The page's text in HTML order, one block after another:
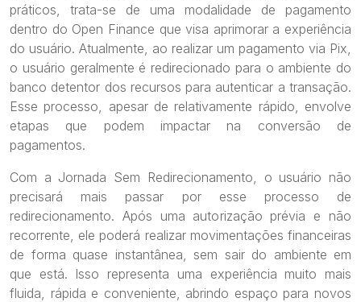
práticos, trata-se de uma modalidade de pagamento
dentro do Open Finance que visa aprimorar a experiência
do usuário. Atualmente, ao realizar um pagamento via Pix,
o usuário geralmente é redirecionado para o ambiente do
banco detentor dos recursos para autenticar a transação.
Esse processo, apesar de relativamente rápido, envolve
etapas que podem impactar na conversão de
pagamentos.
Com a Jornada Sem Redirecionamento, o usuário não
precisará mais passar por esse processo de
redirecionamento. Após uma autorização prévia e não
recorrente, ele poderá realizar movimentações financeiras
de forma quase instantânea, sem sair do ambiente em
que está. Isso representa uma experiência muito mais
fluida, rápida e conveniente, abrindo espaço para novos